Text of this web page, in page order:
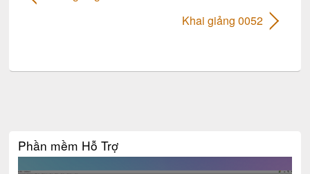
Khai giảng 0052
Phần mềm Hỗ Trợ